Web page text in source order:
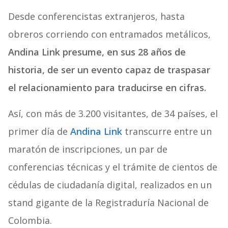
Desde conferencistas extranjeros, hasta
obreros corriendo con entramados metálicos,
Andina Link presume, en sus 28 años de
historia, de ser un evento capaz de traspasar
el relacionamiento para traducirse en cifras.
Así, con más de 3.200 visitantes, de 34 países, el
primer día de Andina Linktranscurre entre un
maratón de inscripciones, un par de
conferencias técnicas y el trámite de cientos de
cédulas de ciudadanía digital, realizados en un
stand gigante de la Registraduría Nacional de
Colombia.